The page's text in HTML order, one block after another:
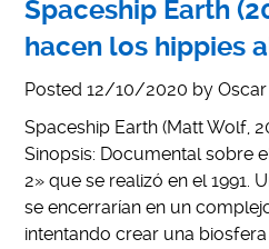
Spaceship Earth
hacen los hippies
Posted12/10/2020 by
Spaceship Earth (Matt Wolf,
Sinopsis: Documental sobre
2» que se realizó en el 1991.
se encerrarían en un
intentando crear una